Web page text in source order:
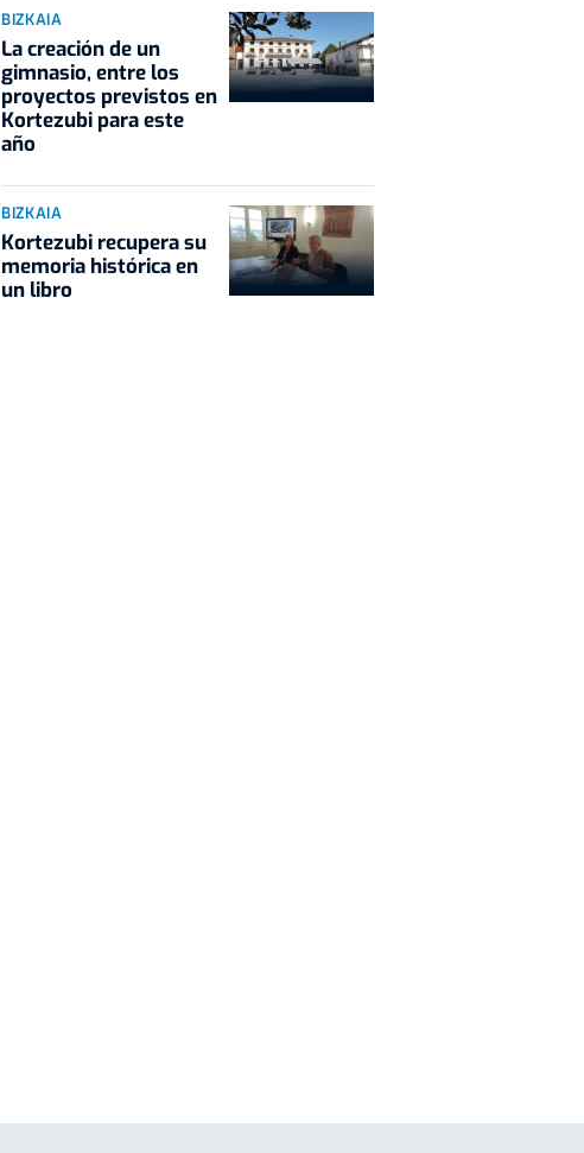
BIZKAIA
La creación de un
gimnasio, entre los
proyectos previstos en
Kortezubi para este
año
BIZKAIA
Kortezubi recupera su
memoria histórica en
un libro